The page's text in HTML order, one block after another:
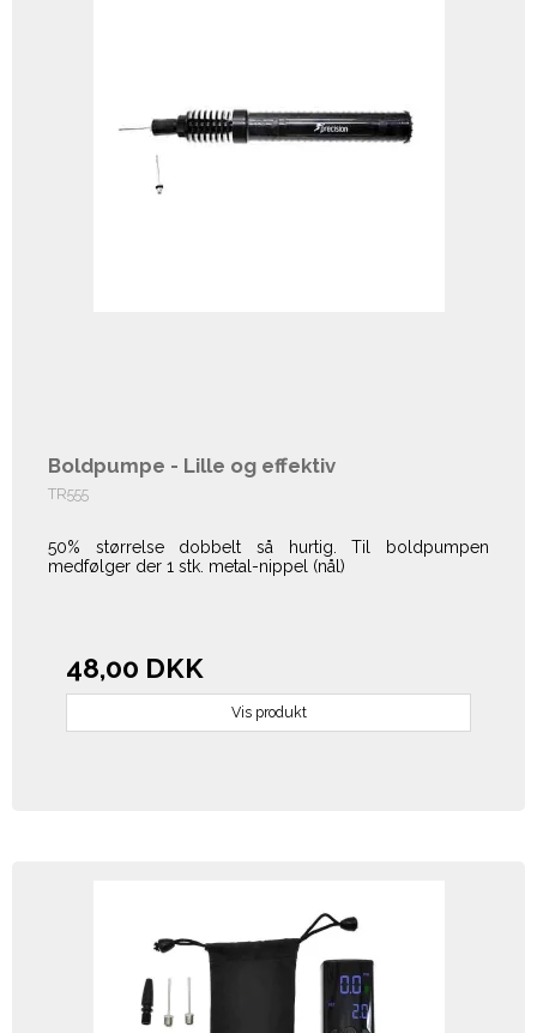
Boldpumpe - Lille og effektiv
TR555
50% størrelse dobbelt så hurtig.Til boldpumpen
medfølger der 1 stk. metal-nippel (nål)
48,00 DKK
Vis produkt